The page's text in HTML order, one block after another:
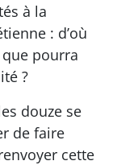
à la
: d’où
pourra
?
douze se
de faire
cette